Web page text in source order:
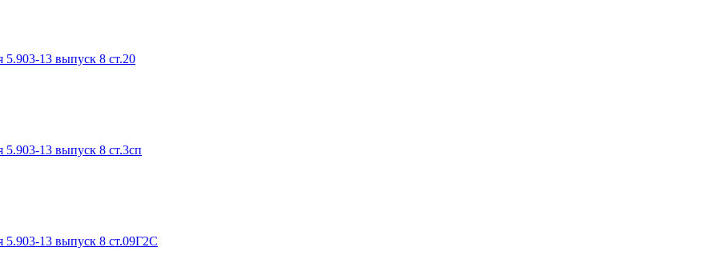
5.903-13 выпуск 8 ст.20
13 выпуск 8 ст.3сп
5.903-13 выпуск 8 ст.09Г2С